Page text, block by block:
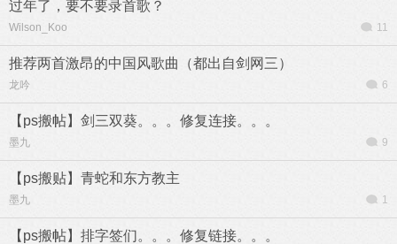
过年了，要不要录首歌？
Wilson_Koo 11
推荐两首激昂的中国风歌曲（都出自剑网三）
龙吟 6
【ps搬帖】剑三双葵。。。修复连接。。。
墨九 9
【ps搬贴】青蛇和东方教主
墨九 1
【ps搬帖】排字签们。。。修复链接。。。